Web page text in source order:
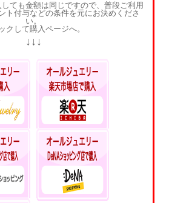
ても金額は同じですので、普段ご利用
ト付与などの条件を元にお決めくださ
い。
クして購入ページへ。
↓↓↓
いつで
元
楽天ポイントが貯ま
る・使える